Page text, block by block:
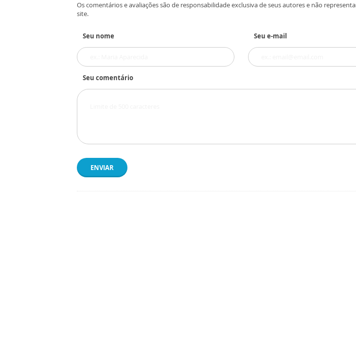
Os comentários e avaliações são de responsabilidade exclusiva de seus autores e não
site.
Seu nome Seu e-mail
Seu comentário
ENVIAR